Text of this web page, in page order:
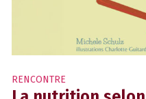
RENCONTRE